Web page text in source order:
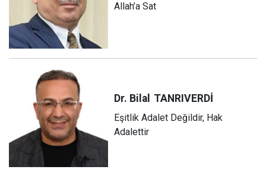
Allah’a Sat
Dr. Bilal TANRIVERDİ
Eşitlik Adalet Değildir, Hak
Adalettir